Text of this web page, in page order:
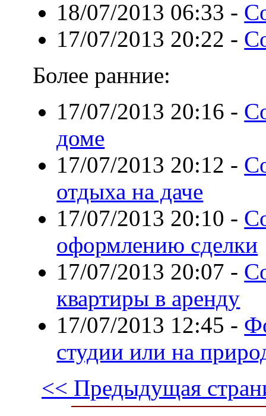
18/07/2013 06:33 -
17/07/2013 20:22 -
Более ранние:
17/07/2013 20:16 -
доме
17/07/2013 20:12 -
отдыха на даче
17/07/2013 20:10 -
оформлению сделки
17/07/2013 20:07 -
квартиры в аренду
17/07/2013 12:45 -
студии или на
<< Предыдущая